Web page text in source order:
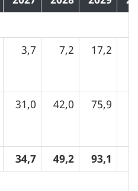
3,7 7,2 17,2
31,0 42,0 75,9
34,7 49,2 93,1